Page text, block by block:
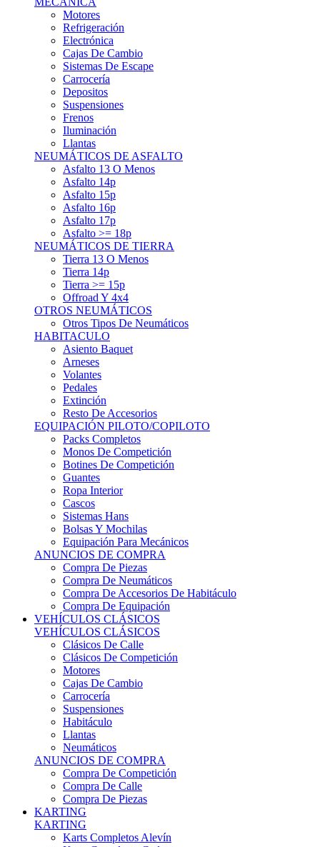
Motores
Refrigeración
Electrónica
Cajas De Cambio
Sistemas De Escape
Carrocería
Depositos
Suspensiones
Frenos
Iluminación
Llantas
NEUMÁTICOS DE ASFALTO
Asfalto 13 O Menos
Asfalto 14p
Asfalto 15p
Asfalto 16p
Asfalto 17p
Asfalto >= 18p
NEUMÁTICOS DE TIERRA
Tierra 13 O Menos
Tierra 14p
Tierra >= 15p
Offroad Y 4x4
OTROS NEUMÁTICOS
Otros Tipos De Neumáticos
HABITACULO
Asiento Baquet
Arneses
Volantes
Pedales
Extinción
Resto De Accesorios
EQUIPACIÓN PILOTO/COPILOTO
Packs Completos
Monos De Competición
Botines De Competición
Guantes
Ropa Interior
Cascos
Sistemas Hans
Bolsas Y Mochilas
Equipación Para Mecánicos
ANUNCIOS DE COMPRA
Compra De Piezas
Compra De Neumáticos
Compra De Accesorios De Habitáculo
Compra De Equipación
VEHÍCULOS CLÁSICOS
VEHÍCULOS CLÁSICOS
Clásicos De Calle
Clásicos De Competición
Motores
Cajas De Cambio
Carrocería
Suspensiones
Habitáculo
Llantas
Neumáticos
ANUNCIOS DE COMPRA
Compra De Competición
Compra De Calle
Compra De Piezas
KARTING
KARTING
Karts Completos Alevín